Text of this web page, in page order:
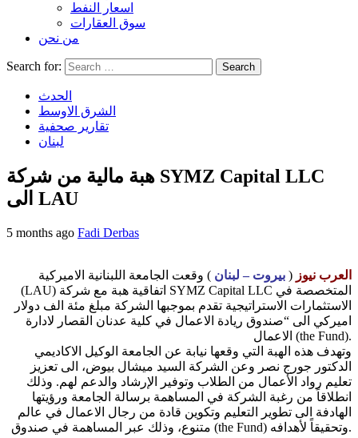
اسعار النفط
سوق العقارات
من نحن
Search for:
الحدث
الشرق الاوسط
تقارير صحفية
لبنان
هبة مالية من شركة SYMZ Capital LLC
الى LAU
5 months ago Fadi Derbas
العرب نيوز ( بيروت – لبنان ) وقعت الجامعة اللبنانية الاميركية
(LAU) اتفاقية هبة مع شركة SYMZ Capital LLC المتخصصة في
الاستثمارات الاستراتيجية تقدم بموجبها الشركة مبلغ مئة الف دولار
اميركي الى “صندوق ريادة الاعمال في كلية عدنان القصار لادارة
الاعمال (the Fund).
وتهدف هذه الهبة التي وقعها نيابة عن الجامعة الوكيل الاكاديمي
الدكتور جورج نصر وعن الشركة السيد ميشال بيوض، الى تعزيز
تعليم رواد الأعمال من الطلاب وتوفير الإرشاد والدعم لهم. وذلك
انطلاقاً من رغبة الشركة في المساهمة برسالة الجامعة ورؤيتها
الهادفة الى تطوير التعليم وتكوين قادة من رجال الاعمال في عالم
متنوع، وذلك عبر المساهمة في صندوق (the Fund) وتحقيقاً لأهدافه.